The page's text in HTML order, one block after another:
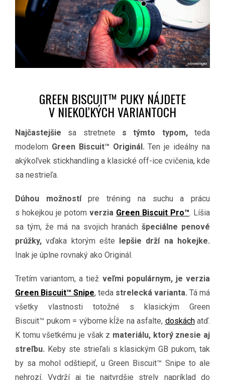
GREEN BISCUIT™ PUKY NÁJDETE
V NIEKOĽKÝCH VARIANTOCH
Najčastejšie sa stretnete s týmto typom,teda
modelom Green Biscuit™ Originál. Ten je ideálny na
akýkoľvek stickhandling a klasické off-ice cvičenia, kde
sa nestrieľa.
Dúhou možnostípre tréning na suchu a prácu
s hokejkou je potom verzia Green Biscuit Pro™. Líšia
sa tým, že má na svojich hranách špeciálne penové
prúžky, vďaka ktorým ešte lepšie drží na hokejke.
Inak je úplne rovnaký ako Originál.
Tretím variantom, a tiež veľmi populárnym, je verzia
Green Biscuit™ Snipe, teda strelecká varianta. Tá má
všetky vlastnosti totožné s klasickým Green
Biscuit™ pukom = výborne kĺže na asfalte, doskáchatď.
K tomu všetkému je však z materiálu, ktorý znesie aj
streľbu. Keby ste strieľali s klasickým GB pukom, tak
by sa mohol odštiepiť, u Green Biscuit™ Snipe to ale
nehrozí. Vydrží aj tie najtvrdšie strely napríklad do